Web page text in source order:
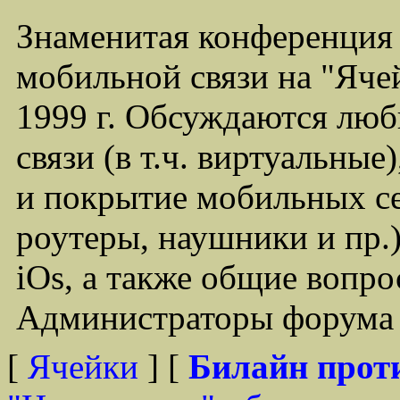
Знаменитая
мобильной связи на
1999 г. Обсуждаются
связи (в т.ч.
и покрытие мобильных
роутеры, наушники и
iOs, а также общие
Администраторы
[ Ячейки ] [ Билайн